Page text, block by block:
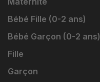
Bébé Fille (0-2 ans)
Bébé Garçon (0-2 ans)
Fille
Garçon